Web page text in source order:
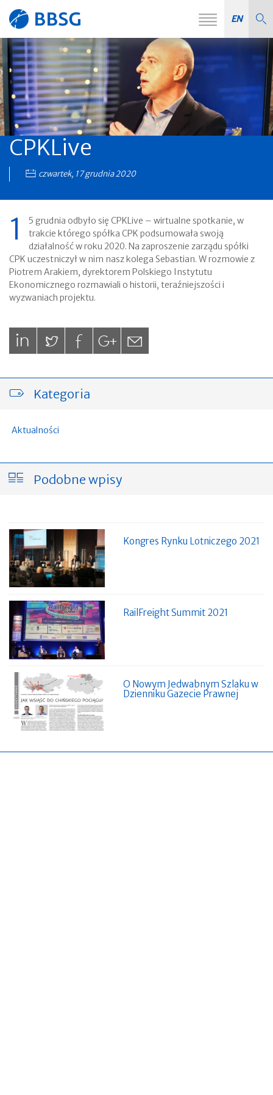
Strona
główna
EN
Zmień
CPKLive
czwartek, 17 grudnia 2020
1
5 grudnia odbyło się CPKLive – wirtualne spotkanie, w
trakcie którego spółka CPK podsumowała swoją
działalność w roku 2020. Na zaproszenie zarządu spółki
CPK uczestniczył w nim nasz kolega Sebastian. W rozmowie z
Piotrem Arakiem, dyrektorem Polskiego Instytutu
Ekonomicznego rozmawiali o historii, teraźniejszości i
wyzwaniach projektu.
Kategoria
Aktualności
Podobne wpisy
Kongres Rynku Lotniczego 2021
RailFreight Summit 2021
O Nowym Jedwabnym Szlaku w
Dzienniku Gazecie Prawnej